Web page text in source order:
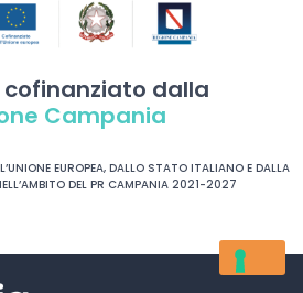
dalla
Campania
EUROPEA, DALLO STATO ITALIANO E DALLA
DEL PR CAMPANIA 2021-2027